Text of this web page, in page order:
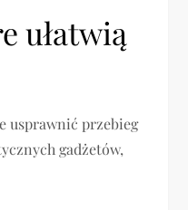
ułatwią
usprawnić przebieg
gadżetów,